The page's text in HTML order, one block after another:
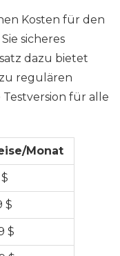
Kosten für den
sicheres
dazu bietet
regulären
für alle
Monat
$
$